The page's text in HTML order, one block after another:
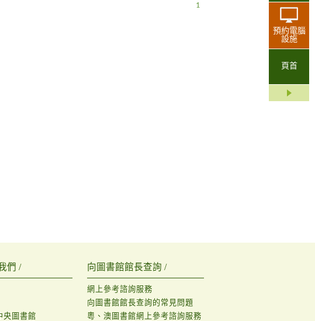
預約電腦
設施
頁首
1
們 /
央圖書館
向圖書館館長查詢 /
網上參考諮詢服務
向圖書館館長查詢的常見問題
粵、澳圖書館網上參考諮詢服務